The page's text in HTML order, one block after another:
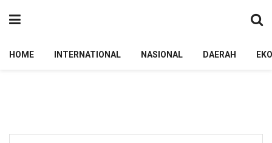
HOME INTERNATIONAL NASIONAL DAERAH